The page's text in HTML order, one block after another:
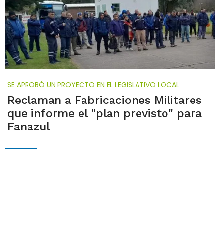
SE APROBÓ UN PROYECTO EN EL LEGISLATIVO LOCAL
Reclaman a Fabricaciones Militares
que informe el "plan previsto" para
Fanazul